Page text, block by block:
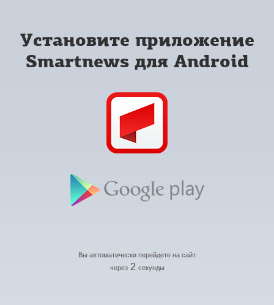
Установите приложение
Smartnews для Android
Вы автоматически перейдете на сайт
через 2 секунды